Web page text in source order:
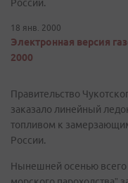
России.
18 янв. 2000
Электронная версия
2000
Правительство
заказало линейный
топливом к
России.
Нынешней осенью всего